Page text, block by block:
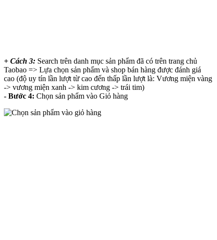
+ Cách 3: Search trên danh mục sản phẩm đã có trên trang chủ
Taobao => Lựa chọn sản phẩm và shop bán hàng được đánh giá
cao (độ uy tín lần lượt từ cao đến thấp lần lượt là: Vương miện vàng
-> vương miện xanh -> kim cương -> trái tim)
- Bước 4: Chọn sản phẩm vào Giỏ hàng